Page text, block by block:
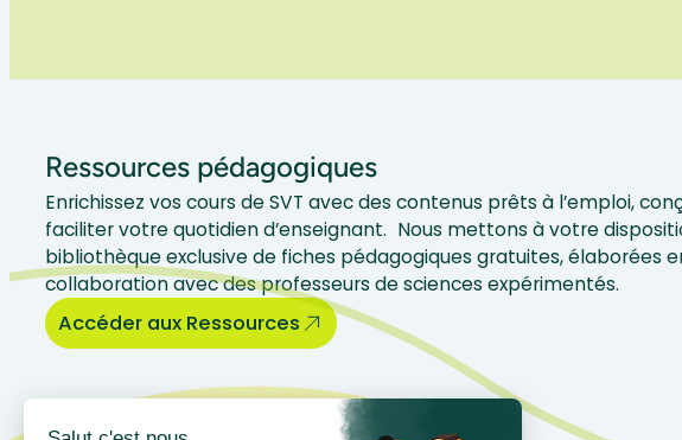
Ressources pédagogiques
Enrichissez vos cours de SVT avec des contenus prêts à l’emploi,
faciliter votre quotidien d’enseignant. Nous mettons à votre
bibliothèque exclusive de fiches pédagogiques gratuites, élaborées
collaboration avec des professeurs de sciences expérimentés.
Accéder aux Ressources